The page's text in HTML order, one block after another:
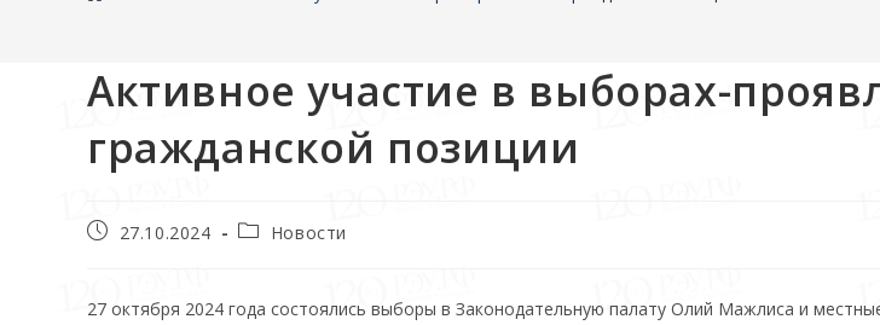
Активное участие в выборах-
гражданской позиции
27.10.2024 Новости
27 октября 2024 года состоялись выборы в Законодательную палату Олий Мажлиса и